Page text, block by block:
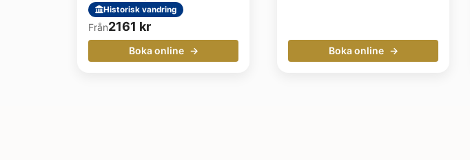
Historisk vandring
Från2161 kr
Boka online Boka online